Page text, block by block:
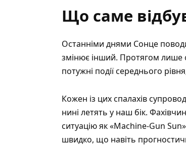
Що саме
Останніми днями Сонце
змінює інший. Протягом лише
потужні події середнього
Кожен із цих спалахів
нині летять у наш бік.
ситуацію як «Machine-Gun
швидко, що навіть